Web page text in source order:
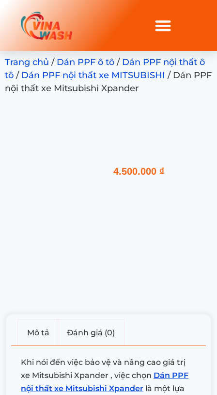
Trang chủ / Dán PPF ô tô / Dán PPF nội thất ô
tô / Dán PPF nội thất xe MITSUBISHI / Dán PPF
nội thất xe Mitsubishi Xpander
4.500.000 ₫
Mô tả Đánh giá (0)
Khi nói đến việc bảo vệ và nâng cao giá trị
xe Mitsubishi Xpander , việc chọn Dán PPF
nội thất xe Mitsubishi Xpander là một lựa